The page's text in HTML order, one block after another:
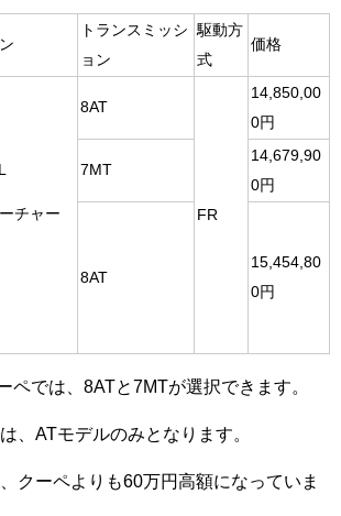
トランスミッシ
ョン
駆動方
式
価格
チャー
8AT
FR
14,850,00
0円
7MT
14,679,90
0円
8AT
15,454,80
0円
ペでは、8ATと7MTが選択できます。
、ATモデルのみとなります。
クーペよりも60万円高額になっていま